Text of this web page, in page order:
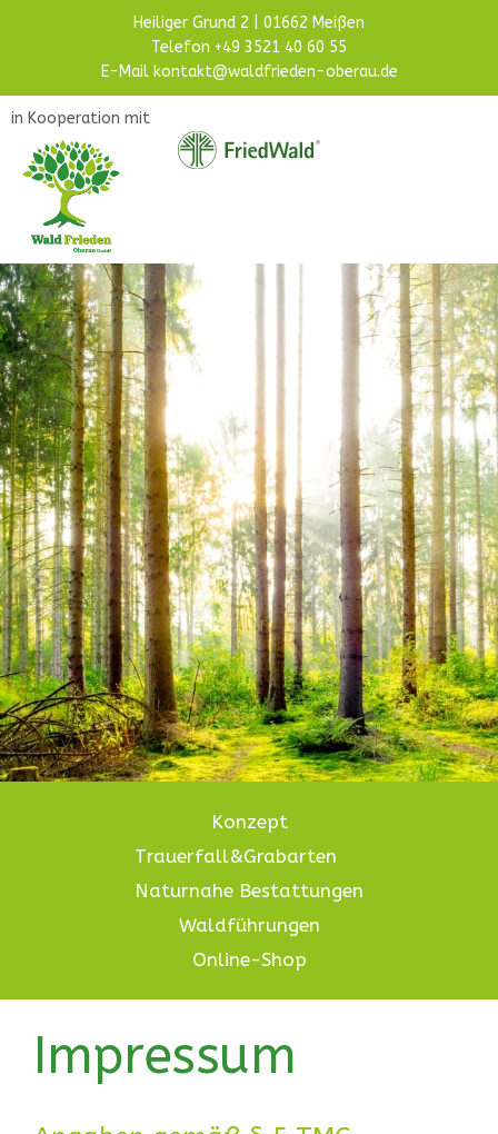
Heiliger Grund 2
01662 Meißen
Telefon +49 3521 40 60 55
E-Mail kontakt@waldfrieden-oberau.de
in Kooperation mit
Konzept
Trauerfall&Grabarten
Naturnahe Bestattungen
Waldführungen
Online-Shop
Impressum